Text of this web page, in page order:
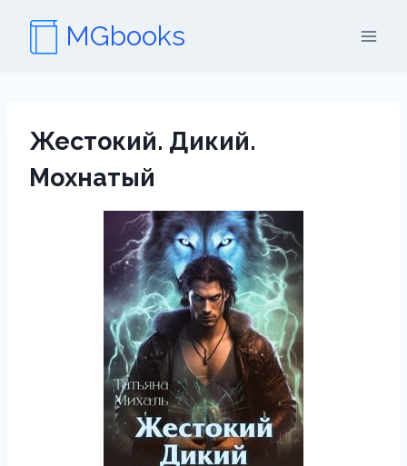
содержимому
MGbooks
Жестокий. Дикий.
Мохнатый